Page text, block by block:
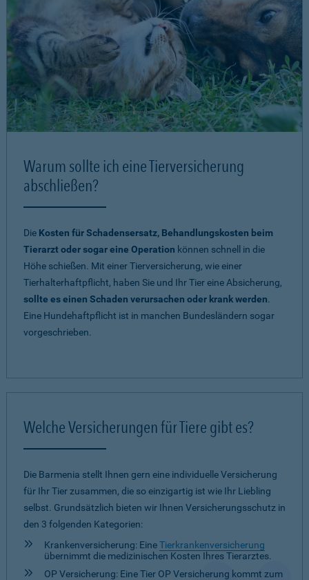
Warum sollte ich eine Tierversicherung
abschließen?
Die Kosten für Schadensersatz, Behandlungskosten beim
Tierarzt oder sogar eine Operation können schnell in die
Höhe schießen. Mit einer Tierversicherung, wie einer
Tierhalterhaftpflicht, haben Sie und Ihr Tier eine Absicherung,
sollte es einen Schaden verursachen oder krank werden.
Eine Hundehaftpflicht ist in manchen Bundesländern sogar
vorgeschrieben.
Welche Versicherungen für Tiere gibt es?
Die Barmenia stellt Ihnen gern eine individuelle Versicherung
für Ihr Tier zusammen, die so einzigartig ist wie Ihr Liebling
selbst. Grundsätzlich bieten wir Ihnen Versicherungsschutz in
den 3 folgenden Kategorien:
Krankenversicherung: EineTierkrankenversicherung
übernimmt die medizinischen Kosten Ihres Tierarztes.
OP Versicherung: Eine Tier OP Versicherung kommt zum